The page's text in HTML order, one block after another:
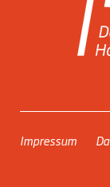
Impressum